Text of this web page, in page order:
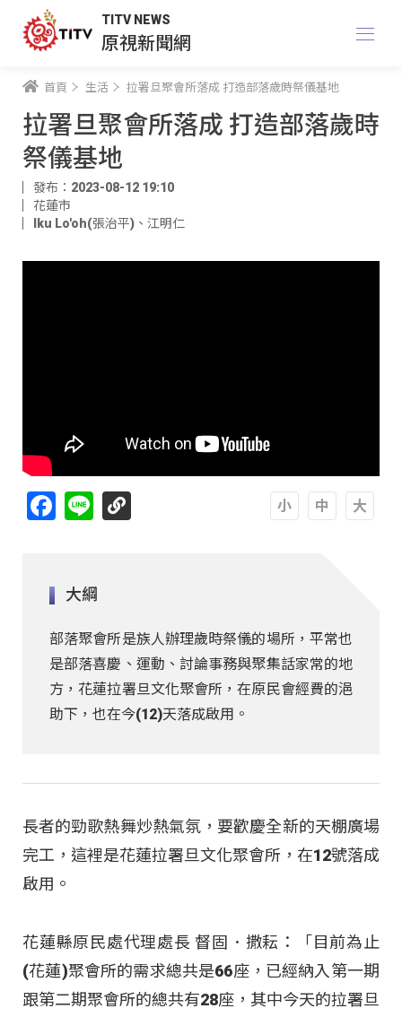
TITV NEWS
原視新聞網
首頁 生活 拉署旦聚會所落成 打造部落歲時祭儀基地
拉署旦聚會所落成 打造部落歲時
祭儀基地
發布：2023-08-12 19:10
花蓮市
Iku Lo'oh(張治平) 、 江明仁
Facebook
Line
大綱
部落聚會所是族人辦理歲時祭儀的場所，平常也
是部落喜慶、運動、討論事務與聚集話家常的地
方，花蓮拉署旦文化聚會所，在原民會經費的浥
助下，也在今(12)天落成啟用。
長者的勁歌熱舞炒熱氣氛，要歡慶全新的天棚廣場
完工，這裡是花蓮拉署旦文化聚會所，在12號落成
啟用。
花蓮縣原民處代理處長 督固．撒耘：「目前為止
(花蓮)聚會所的需求總共是66座，已經納入第一期
跟第二期聚會所的總共有28座，其中今天的拉署旦